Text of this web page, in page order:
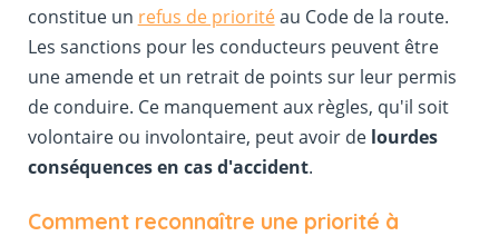
constitue un refus de prioritéau Code de la route.
Les sanctions pour les conducteurs peuvent être
une amende et un retrait de points sur leur permis
de conduire. Ce manquement aux règles, qu'il soit
volontaire ou involontaire, peut avoir de lourdes
conséquences en cas d'accident.
Comment reconnaître une priorité à